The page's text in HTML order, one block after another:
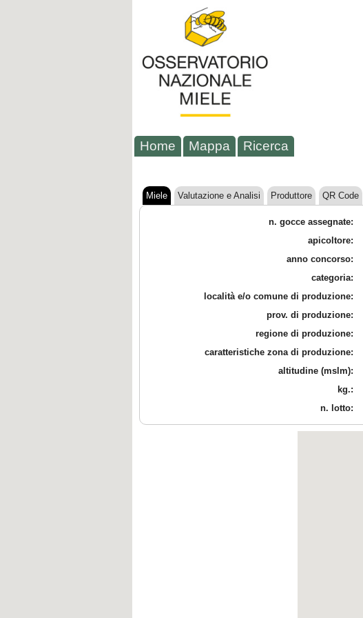
Home Mappa Ricerca
Miele Valutazione e Analisi Produttore QR Code
n. gocce assegnate:
apicoltore:
anno concorso:
categoria:
località e/o comune di produzione:
prov. di produzione:
regione di produzione:
caratteristiche zona di produzione:
altitudine (mslm):
kg.:
n. lotto: